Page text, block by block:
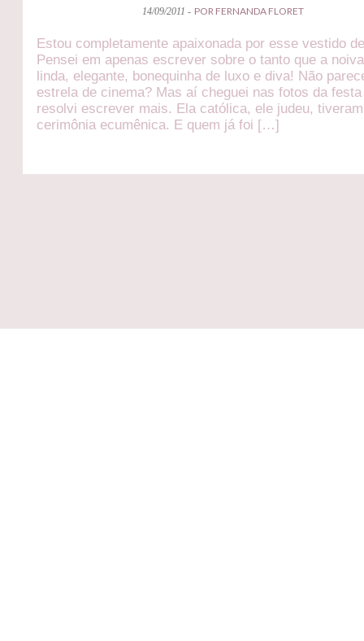
14/09/2011 - POR FERNANDA FLORET
Estou completamente apaixonada por esse vestido
Pensei em apenas escrever sobre o tanto que a
linda, elegante, bonequinha de luxo e diva! Não
estrela de cinema? Mas aí cheguei nas fotos da
resolvi escrever mais. Ela católica, ele judeu,
cerimônia ecumênica. E quem já foi […]